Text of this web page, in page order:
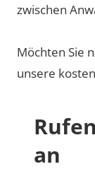
zwischen
Möchten Sie
unsere
an